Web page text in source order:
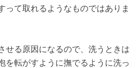
って取れるようなものではありま
せる原因になるので、洗うときは
を転がすように撫でるように洗っ